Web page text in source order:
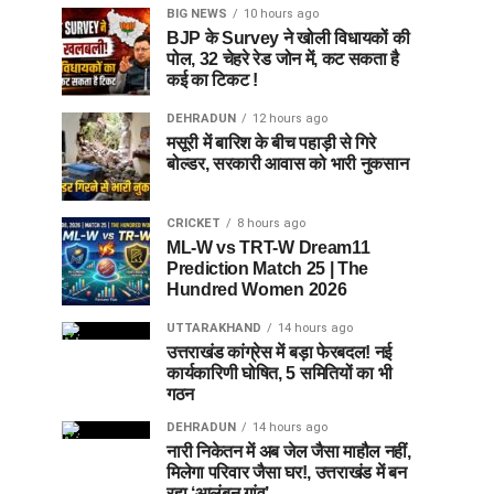
BIG NEWS 10 hours ago
BJP के Survey ने खोली विधायकों की
पोल, 32 चेहरे रेड जोन में, कट सकता है
कई का टिकट !
DEHRADUN 12 hours ago
मसूरी में बारिश के बीच पहाड़ी से गिरे
बोल्डर, सरकारी आवास को भारी नुकसान
CRICKET 8 hours ago
ML-W vs TRT-W Dream11
Prediction Match 25 | The
Hundred Women 2026
UTTARAKHAND 14 hours ago
उत्तराखंड कांग्रेस में बड़ा फेरबदल! नई
कार्यकारिणी घोषित, 5 समितियों का भी
गठन
DEHRADUN 14 hours ago
नारी निकेतन में अब जेल जैसा माहौल नहीं,
मिलेगा परिवार जैसा घर!, उत्तराखंड में बन